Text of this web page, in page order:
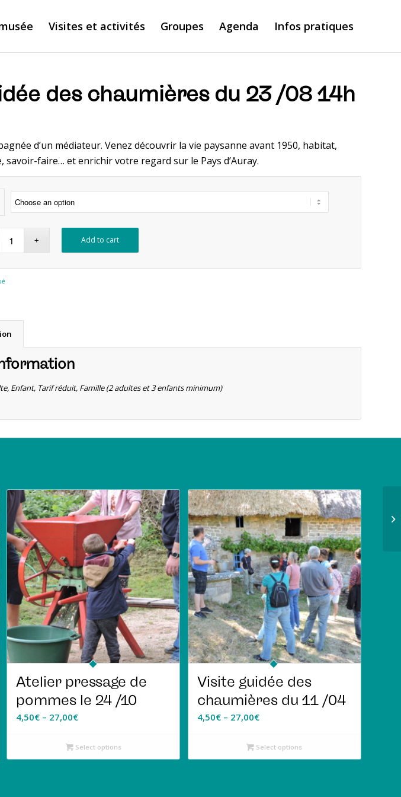
Visites et activités Groupes Agenda Infos pratiques
des chaumières du 23 /08 14h
d’un médiateur. Venez découvrir la vie paysanne avant 1950, habitat,
savoir-faire… et enrichir votre regard sur le Pays d’Auray.
Add to cart
Enfant, Tarif réduit, Famille (2 adultes et 3 enfants minimum)
Atelier pressage de
pommes le 24 /10
4,50€ – 27,00€
Select options
Visite guidée des
chaumières du 11 /04
4,50€– 27,00€
Select options